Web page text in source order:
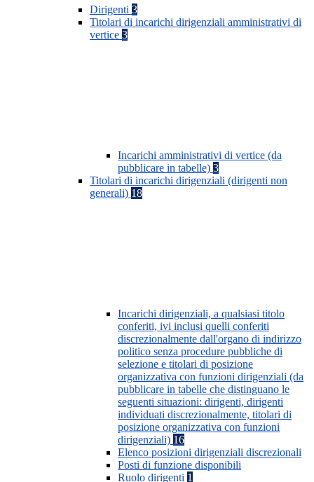
Dirigenti 3
Titolari di incarichi dirigenziali amministrativi di
vertice 3
Incarichi amministrativi di vertice (da
pubblicare in tabelle) 3
Titolari di incarichi dirigenziali (dirigenti non
generali) 18
Incarichi dirigenziali, a qualsiasi titolo
conferiti, ivi inclusi quelli conferiti
discrezionalmente dall'organo di indirizzo
politico senza procedure pubbliche di
selezione e titolari di posizione
organizzativa con funzioni dirigenziali (da
pubblicare in tabelle che distinguano le
seguenti situazioni: dirigenti, dirigenti
individuati discrezionalmente, titolari di
posizione organizzativa con funzioni
dirigenziali) 16
Elenco posizioni dirigenziali discrezionali
Posti di funzione disponibili
Ruolo dirigenti 1